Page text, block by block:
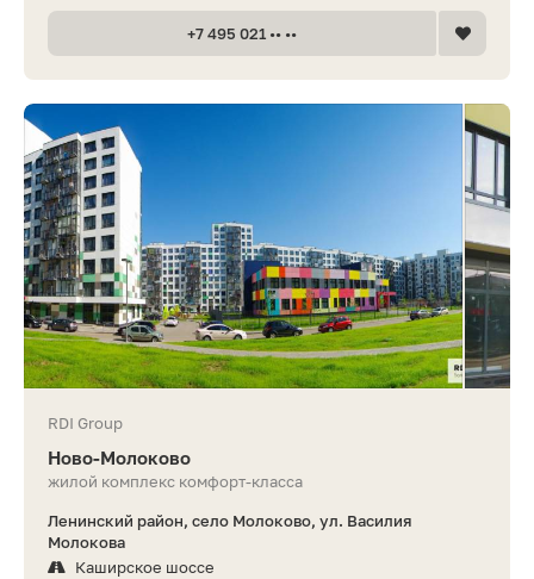
+7 495 021 •• ••
RDI Group
Ново-Молоково
жилой комплекс комфорт-класса
Ленинский район, село Молоково, ул. Василия
Молокова
Каширское шоссе